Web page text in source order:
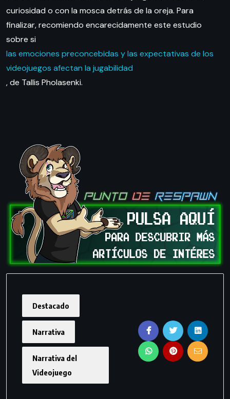
curiosidad o con la mosca detrás de la oreja. Para
finalizar, recomiendo encarecidamente este estudio
sobre si
las emociones preconcebidas y las expectativas de los
videojuegos afectan la jugabilidad
, de Tallis Pholasenki.
Destacado
Narrativa
Narrativa del
Videojuego